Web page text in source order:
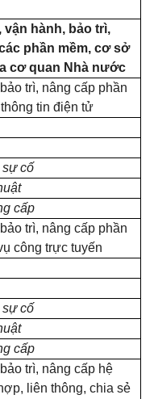
vận hành, bảo trì,
phần mềm, cơ sở
cơ quan Nhà nước
trì, nâng cấp phần
tin điện tử
sự cố
cấp
trì, nâng cấp phần
công trực tuyến
sự cố
cấp
trì, nâng cấp hệ
liên thông, chia sẻ